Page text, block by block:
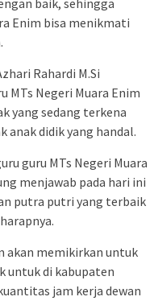
baik, sehingga
Enim bisa menikmati
Rahardi M.Si
MTs Negeri Muara Enim
yang sedang terkena
anak didik yang handal.
guru MTs Negeri Muara
menjawab pada hari ini
putra putri yang terbaik
akan memikirkan untuk
untuk di kabupaten
jam kerja dewan